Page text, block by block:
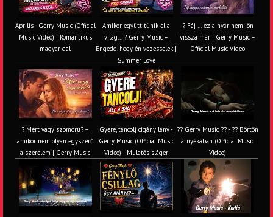
Április - Gerry Music (Official
Music Video) | Romantikus
magyar dal
Amikor együtt tűnik el a
világ... ? Gerry Music –
Engedd, hogy én vezesselek |
Summer Love
? Fáj … ez a nyár nem jön
vissza már | Gerry Music –
Official Music Video
? Mért vagy szomorú? –
amikor nem olyan egyszerű
a szerelem | Gerry Music
Gyere, táncolj cigány lány -
Gerry Music (Official Music
Video) | Mulatós sláger
?? Gerry Music ?? - ?? Börtön
árnyékában (Official Music
Video)